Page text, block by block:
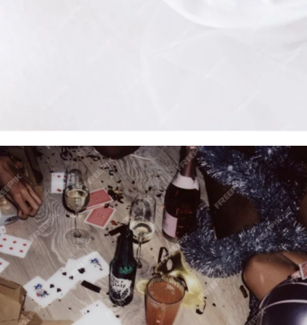
RACCOLTA
BATTESIMO / COMUNIONE